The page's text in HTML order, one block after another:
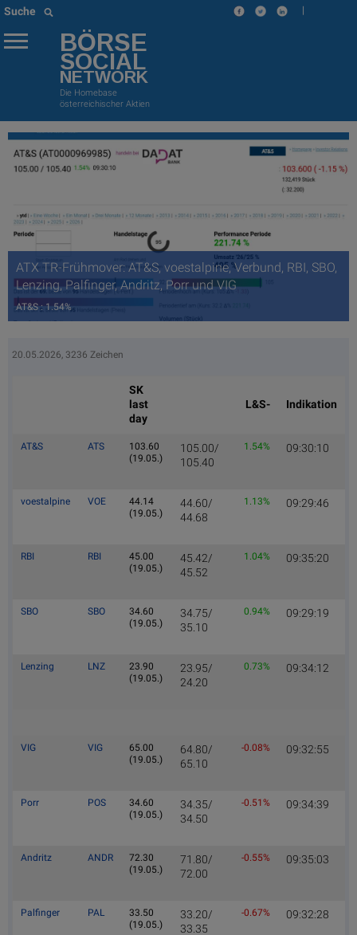
Suche |
BÖRSE
SOCIAL
NETWORK
Die Homebase
österreichischer Aktien
ATX TR-Frühmover: AT&S, voestalpine, Verbund, RBI, SBO,
Lenzing, Palfinger, Andritz, Porr und VIG
AT&S : 1.54%
20.05.2026, 3236 Zeichen
SK
last
day
L&S- Indikation
AT&S ATS
103.60
(19.05.)
105.00/
105.40
1.54% 09:30:10
voestalpine VOE
44.14
(19.05.)
44.60/
44.68
1.13% 09:29:46
RBI RBI
45.00
(19.05.)
45.42/
45.52
1.04% 09:35:20
SBO SBO
34.60
(19.05.)
34.75/
35.10
0.94% 09:29:19
Lenzing LNZ
23.90
(19.05.)
23.95/
24.20
0.73% 09:34:12
VIG VIG
65.00
(19.05.)
64.80/
65.10
-0.08% 09:32:55
Porr POS
34.60
(19.05.)
34.35/
34.50
-0.51% 09:34:39
Andritz ANDR
72.30
(19.05.)
71.80/
72.00
-0.55% 09:35:03
Palfinger PAL
33.50
(19.05.)
33.20/
33.35
-0.67% 09:32:28